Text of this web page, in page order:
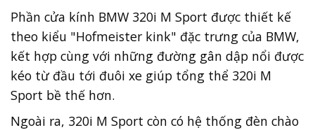
Phần cửa kính BMW 320i M Sport được thiết kế
theo kiểu "Hofmeister kink" đặc trưng của BMW,
kết hợp cùng với những đường gân dập nổi được
kéo từ đầu tới đuôi xe giúp tổng thể 320i M
Sport bề thế hơn.
Ngoài ra, 320i M Sport còn có hệ thống đèn chào